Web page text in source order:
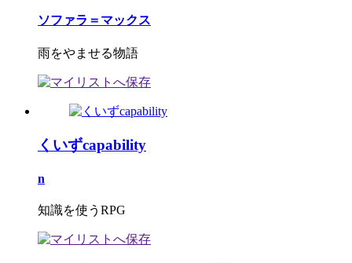
ソファラ＝マックス
雨をやませる物語
くいずcapability
n
知識を使うRPG